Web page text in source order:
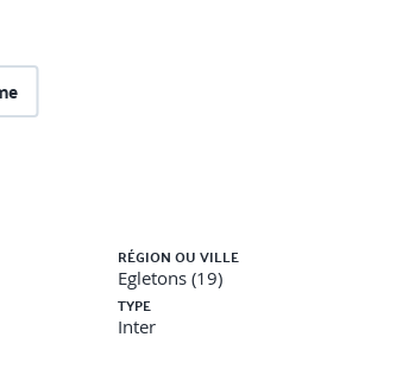
techniques de l’INRS et du réseau prévention
RÉGION OU VILLE
Egletons (19)
TYPE
Inter